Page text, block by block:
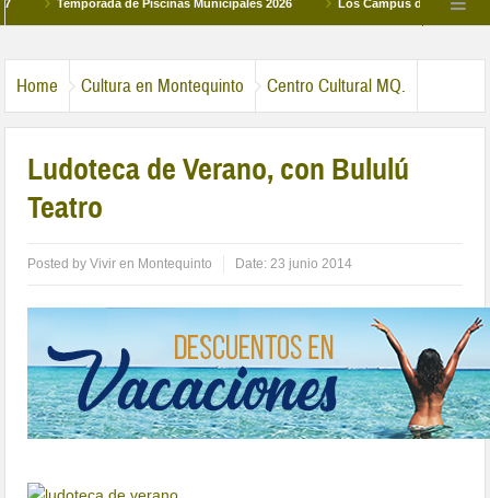
Temporada de Piscinas Municipales 2026 Los Campus de Tecnificación
Home Cultura en Montequinto Centro Cultural MQ.
Ludoteca de Verano, con Bululú
Teatro
Posted byVivir en Montequinto Date:23 junio 2014